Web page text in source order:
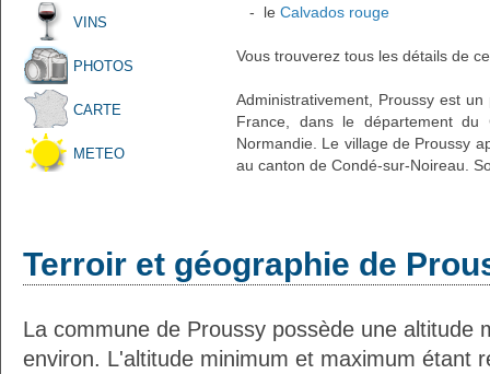
VINS
PHOTOS
CARTE
METEO
- le Calvados rouge
Vous trouverez tous les détails de
Administrativement, Proussy est
France, dans le département
Normandie. Le village de Proussy
au canton de Condé-sur-Noireau.
Terroir et géographie de
La commune de Proussy possède une altitude
environ. L'altitude minimum et maximum étant